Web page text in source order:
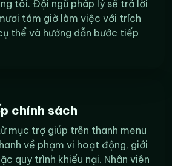
tôi. Đội ngũ pháp lý sẽ trả lời
tám giờ làm việc với trích
thể và hướng dẫn bước tiếp
chính sách
mục trợ giúp trên thanh menu
về phạm vi hoạt động, giới
quy trình khiếu nại. Nhân viên